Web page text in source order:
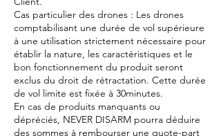
Cas particulier des drones : Les drones
comptabilisant une durée de vol supérieure
à une utilisation strictement nécessaire pour
établir la nature, les caractéristiques et le
bon fonctionnement du produit seront
exclus du droit de rétractation. Cette durée
de vol limite est fixée à 30minutes.
En cas de produits manquants ou
dépréciés, NEVER DISARM pourra déduire
des sommes à rembourser une quote-part